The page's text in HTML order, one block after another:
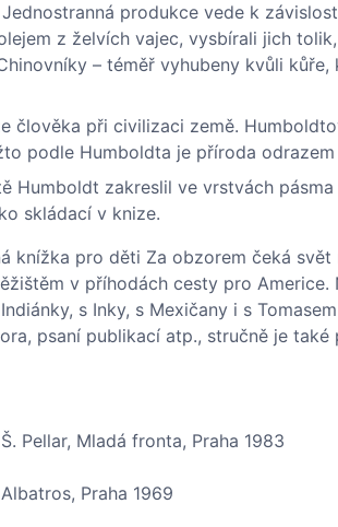
produkce vede k
z želvích vajec, vysbírali jich
– téměř vyhubeny kvůli
člověka při civilizaci země.
podle Humboldta je příroda
Humboldt zakreslil ve vrstvách
skládací v knize.
knížka pro děti Za obzorem čeká svět
v příhodách cesty pro Americe.
s Inky, s Mexičany i s
psaní publikací atp., stručně je také
Pellar, Mladá fronta, Praha 1983
Praha 1969